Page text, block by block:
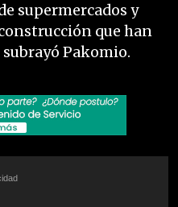
supermercados y
que han
Pakomio.